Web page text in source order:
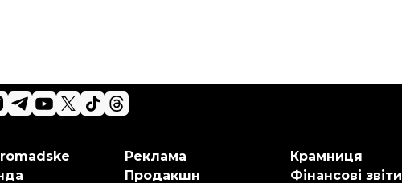
Реклама
Продакшн
Крамниця
Фінансові звіти